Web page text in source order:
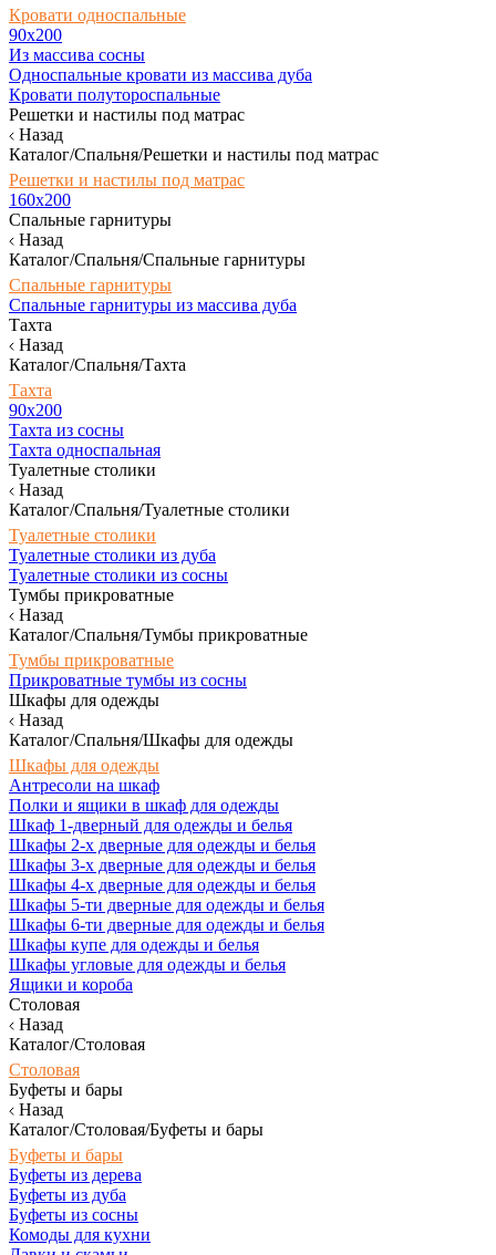
Кровати односпальные
90х200
Из массива сосны
Односпальные кровати из массива дуба
Кровати полутороспальные
Решетки и настилы под матрас
Назад
Каталог/Спальня/Решетки и настилы под матрас
Решетки и настилы под матрас
160х200
Спальные гарнитуры
Назад
Каталог/Спальня/Спальные гарнитуры
Спальные гарнитуры
Спальные гарнитуры из массива дуба
Тахта
Назад
Каталог/Спальня/Тахта
Тахта
90х200
Тахта из сосны
Тахта односпальная
Туалетные столики
Назад
Каталог/Спальня/Туалетные столики
Туалетные столики
Туалетные столики из дуба
Туалетные столики из сосны
Тумбы прикроватные
Назад
Каталог/Спальня/Тумбы прикроватные
Тумбы прикроватные
Прикроватные тумбы из сосны
Шкафы для одежды
Назад
Каталог/Спальня/Шкафы для одежды
Шкафы для одежды
Антресоли на шкаф
Полки и ящики в шкаф для одежды
Шкаф 1-дверный для одежды и белья
Шкафы 2-х дверные для одежды и белья
Шкафы 3-х дверные для одежды и белья
Шкафы 4-х дверные для одежды и белья
Шкафы 5-ти дверные для одежды и белья
Шкафы 6-ти дверные для одежды и белья
Шкафы купе для одежды и белья
Шкафы угловые для одежды и белья
Ящики и короба
Столовая
Назад
Каталог/Столовая
Столовая
Буфеты и бары
Назад
Каталог/Столовая/Буфеты и бары
Буфеты и бары
Буфеты из дерева
Буфеты из дуба
Буфеты из сосны
Комоды для кухни